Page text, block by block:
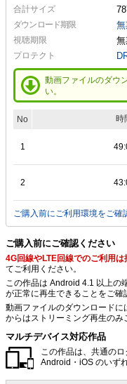
合計サイズ
ダウンロード期限 無
視聴期限 無
プロテクト
動画ファイルのダウ
い。
No 時
1
2
ご購入前にご利用環境をご確
ご購入前にご確認ください
4G回線やLTE回線でのご利用は
てご利用ください。
この作品は Android 4.1 以上の
が正常に再生できることをご確
動画ファイルのダウンロードに
からはストリーミング再生のみ
マルチデバイス対応作品
この作品は、共通の
Android・iOS のいず